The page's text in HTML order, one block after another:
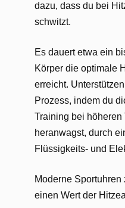
dazu, dass du bei
schwitzt.
Es dauert etwa ein
Körper die optimale
erreicht.
Prozess, indem du
Training bei höheren
heranwagst, durch
Flüssigkeits- und
Moderne
einen Wert der